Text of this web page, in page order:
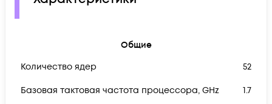
Общие
Количество ядер
52
Базовая тактовая частота процессора, GHz 1.7